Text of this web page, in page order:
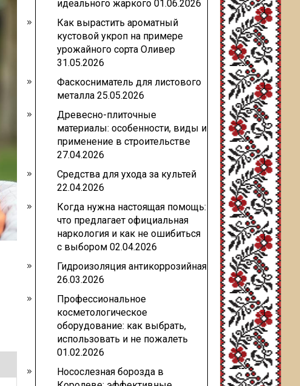
идеального жаркого 01.06.2026
Как вырастить ароматный
кустовой укроп на примере
урожайного сорта Оливер
31.05.2026
Фаскосниматель для листового
металла 25.05.2026
Древесно-плиточные
материалы: особенности, виды и
применение в строительстве
27.04.2026
Средства для ухода за культей
22.04.2026
Когда нужна настоящая помощь:
что предлагает официальная
наркология и как не ошибиться
с выбором 02.04.2026
Гидроизоляция антикоррозийная
26.03.2026
Профессиональное
косметологическое
оборудование: как выбрать,
использовать и не пожалеть
01.02.2026
Носослезная борозда в